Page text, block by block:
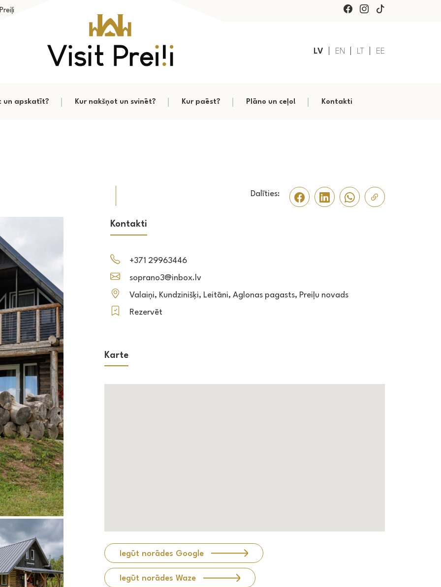
LV EN LT EE
un apskatīt? Kur nakšņot un svinēt? Kur paēst? Plāno un ceļo! Kontakti
Dalīties:
Kontakti
+371 29963446
soprano3@inbox.lv
Valaiņi, Kundzinišķi, Leitāni, Aglonas pagasts, Preiļu novads
Rezervēt
Karte
Iegūt norādes Google
Iegūt norādes Waze